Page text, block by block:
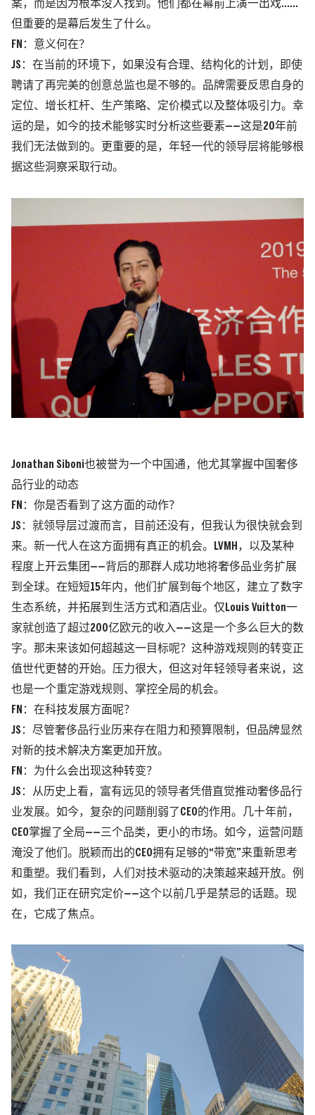
案，而是因为根本没人找到。他们都在幕前上演一出戏……
但重要的是幕后发生了什么。
FN：意义何在？
JS：在当前的环境下，如果没有合理、结构化的计划，即使
聘请了再完美的创意总监也是不够的。品牌需要反思自身的
定位、增长杠杆、生产策略、定价模式以及整体吸引力。幸
运的是，如今的技术能够实时分析这些要素——这是20年前
我们无法做到的。更重要的是，年轻一代的领导层将能够根
据这些洞察采取行动。
Jonathan Siboni也被誉为一个中国通，他尤其掌握中国奢侈
品行业的动态
FN：你是否看到了这方面的动作？
JS：就领导层过渡而言，目前还没有，但我认为很快就会到
来。新一代人在这方面拥有真正的机会。LVMH，以及某种
程度上开云集团——背后的那群人成功地将奢侈品业务扩展
到全球。在短短15年内，他们扩展到每个地区，建立了数字
生态系统，并拓展到生活方式和酒店业。仅Louis Vuitton一
家就创造了超过200亿欧元的收入——这是一个多么巨大的数
字。那未来该如何超越这一目标呢？这种游戏规则的转变正
值世代更替的开始。压力很大，但这对年轻领导者来说，这
也是一个重定游戏规则、掌控全局的机会。
FN：在科技发展方面呢？
JS：尽管奢侈品行业历来存在阻力和预算限制，但品牌显然
对新的技术解决方案更加开放。
FN：为什么会出现这种转变？
JS：从历史上看，富有远见的领导者凭借直觉推动奢侈品行
业发展。如今，复杂的问题削弱了CEO的作用。几十年前，
CEO掌握了全局——三个品类，更小的市场。如今，运营问题
淹没了他们。脱颖而出的CEO拥有足够的“带宽”来重新思考
和重塑。我们看到，人们对技术驱动的决策越来越开放。例
如，我们正在研究定价——这个以前几乎是禁忌的话题。现
在，它成了焦点。